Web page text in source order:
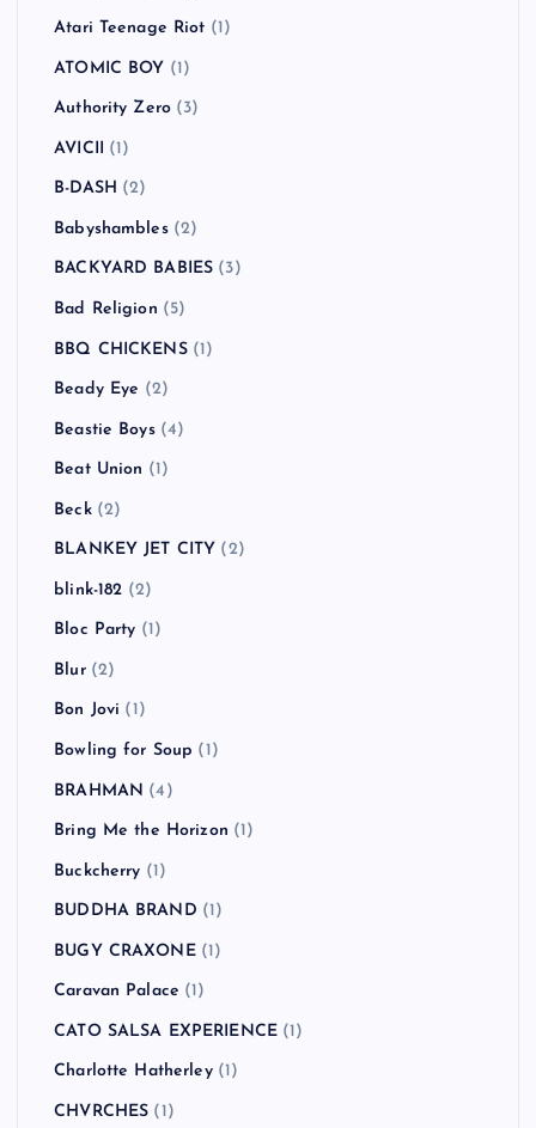
Atari Teenage Riot (1)
ATOMIC BOY (1)
Authority Zero (3)
AVICII (1)
B-DASH (2)
Babyshambles(2)
BACKYARD BABIES (3)
Bad Religion (5)
BBQ CHICKENS(1)
Beady Eye (2)
Beastie Boys(4)
Beat Union (1)
Beck(2)
BLANKEY JET CITY (2)
blink-182 (2)
Bloc Party (1)
Blur(2)
Bon Jovi (1)
Bowling for Soup (1)
BRAHMAN (4)
Bring Me the Horizon (1)
Buckcherry (1)
BUDDHA BRAND (1)
BUGY CRAXONE(1)
Caravan Palace (1)
CATO SALSA EXPERIENCE (1)
Charlotte Hatherley(1)
CHVRCHES (1)